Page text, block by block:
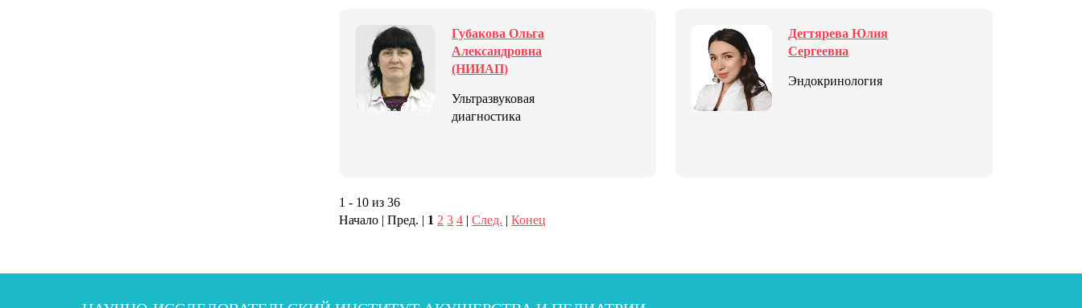
Губакова Ольга
Александровна
(НИИАП)
Ультразвуковая
диагностика
Дегтярева Юлия
Сергеевна
Эндокринология
1 - 10 из 36
Начало | Пред. | 1 2 3 4 |След. |Конец